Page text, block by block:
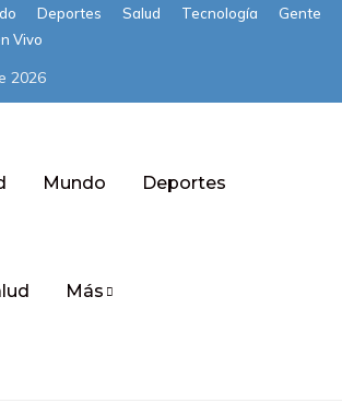
Deportes Salud Tecnología
Gente
Vivo
2026
Mundo Deportes
Más